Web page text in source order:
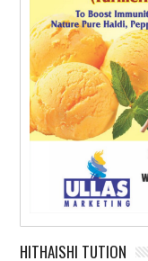
HITHAISHI TUTION